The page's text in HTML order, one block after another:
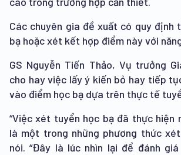
Các chuyên gia đề xuất có quy định
bạ hoặc xét kết hợp điểm này với
GS Nguyễn Tiến Thảo, Vụ trưởng
cho hay việc lấy ý kiến bỏ hay tiếp
vào điểm học bạ dựa trên thực tế
“Việc xét tuyển học bạ đã thực hiện
là một trong những phương thức
nói. “Đây là lúc nhìn lại để đánh